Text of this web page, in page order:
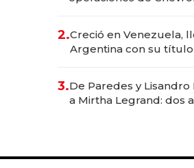
2.Creció en Venezuela,
Argentina con su
las marcas "fast
3.De Paredes y
a Mirtha Legrand: dos